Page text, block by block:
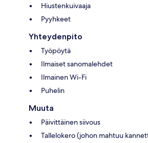
Hiustenkuivaaja
Pyyhkeet
Yhteydenpito
Työpöytä
Ilmaiset sanomalehdet
Ilmainen Wi-Fi
Puhelin
Muuta
Päivittäinen siivous
Tallelokero (johon mahtuu